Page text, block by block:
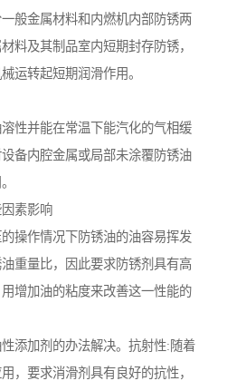
般金属材料和内燃机内部防锈两
料及其制品室内短期封存防锈，
运转起短期润滑作用。
性并能在常温下能汽化的气相缓
备内腔金属或局部未涂覆防锈油
素影响
操作情况下防锈油的油容易挥发
重量比，因此要求防锈剂具有高
增加油的粘度来改善这一性能的
添加剂的办法解决。抗射性:随着
，要求消滑剂具有良好的抗性，